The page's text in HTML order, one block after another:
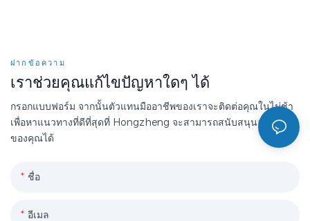
ฝากข้อความ
เราช่วยคุณแก้ไขปัญหาใดๆ ได้
กรอกแบบฟอร์ม จากนั้นตัวแทนมืออาชีพของเราจะติดต่อคุณในไม่ช้า
เพื่อหาแนวทางที่ดีที่สุดที่ Hongzheng จะสามารถสนับสนุนองค์กร
ของคุณได้
ชื่อ
อีเมล